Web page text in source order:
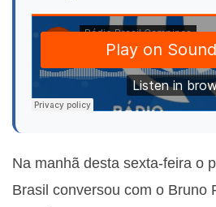
Na manhã desta sexta-feira o
Brasil conversou com o Bruno